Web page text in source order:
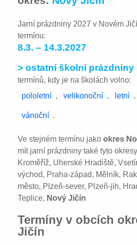
Jarní prázdniny 2027 v Novém
termínu:
8.3. – 14.3.2027
> ostatní školní prázdniny
termínů, kdy je na školách volno:
pololetní , velikonoční , letní ,
vánoční .
Ve stejném termínu jakookres
mít jarní prázdniny také tyto
Kroměříž, Uherské Hradiště,
východ, Praha-západ, Mělník,
město, Plzeň-sever, Plzeň-jih,
Teplice, Nový Jičín
Termíny v obcích
Jičín